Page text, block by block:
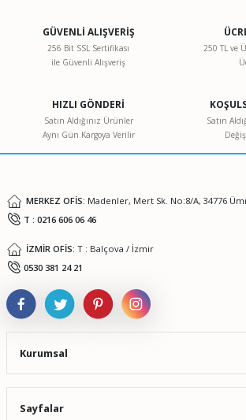
Görüş ve önerileriniz için teşekkür ederiz.
Ürün resmi kalitesiz, bozuk veya
Ürün bilgilerinde hatalar bulunuyor.
Ürün fiyatı diğer sitelerden daha pahalı.
GÜVENLİ ALIŞVERİŞ
256 Bit SSL Sertifikası
ile Güvenli Alışveriş
250 TL ve
HIZLI GÖNDERİ
Satın Aldığınız Ürünler
Aynı Gün Kargoya Verilir
Satın
MERKEZ OFİS: Madenler, Mert Sk. No:8/A, 34776
T : 0216 606 06 46
İZMİR OFİS: T : Balçova / İzmir
0530 381 24 21
Kurumsal
Sayfalar